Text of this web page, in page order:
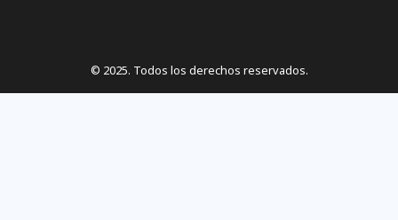
© 2025. Todos los derechos reservados.